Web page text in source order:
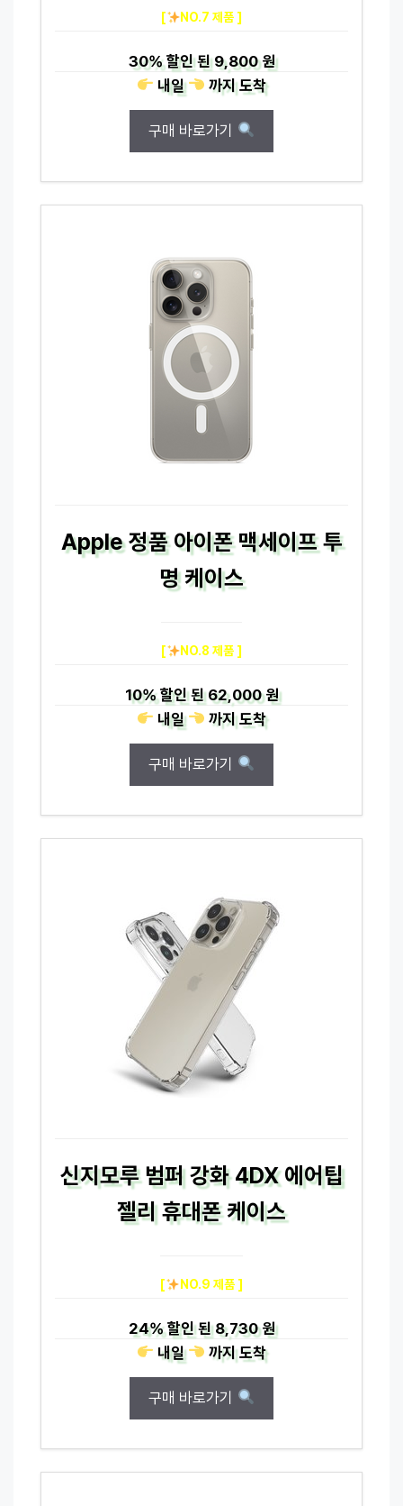
[ NO.7 제품 ]
30%할인 된9,800 원
내일
까지도착
구매 바로가기
Apple 정품 아이폰 맥세이프 투
명 케이스
[ NO.8 제품 ]
10%할인 된62,000 원
내일
까지도착
구매 바로가기
신지모루 범퍼 강화 4DX 에어팁
젤리 휴대폰 케이스
[ NO.9 제품 ]
24%할인 된8,730 원
내일
까지도착
구매 바로가기